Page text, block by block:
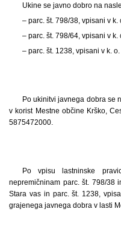
Ukine se javno dobro na
– parc. št. 798/38, vpisani v k.
– parc. št. 798/64, vpisani v k.
– parc. št. 1238, vpisani v k.
Po ukinitvi javnega dobra se
v korist Mestne občine Krško,
5875472000.
Po vpisu lastninske
nepremičninam parc. št. 798/38
Stara vas in parc. št. 1238,
grajenega javnega dobra v lasti